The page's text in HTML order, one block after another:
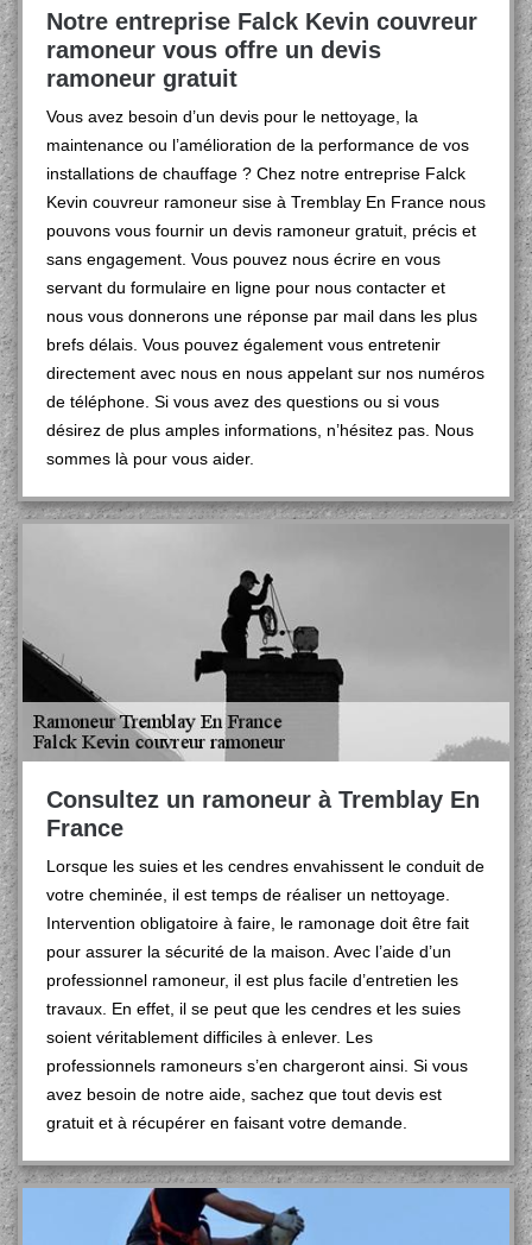
Notre entreprise Falck Kevin couvreur
ramoneur vous offre un devis
ramoneur gratuit
Vous avez besoin d’un devis pour le nettoyage, la
maintenance ou l’amélioration de la performance de vos
installations de chauffage ? Chez notre entreprise Falck
Kevin couvreur ramoneur sise à Tremblay En France nous
pouvons vous fournir un devis ramoneur gratuit, précis et
sans engagement. Vous pouvez nous écrire en vous
servant du formulaire en ligne pour nous contacter et
nous vous donnerons une réponse par mail dans les plus
brefs délais. Vous pouvez également vous entretenir
directement avec nous en nous appelant sur nos numéros
de téléphone. Si vous avez des questions ou si vous
désirez de plus amples informations, n’hésitez pas. Nous
sommes là pour vous aider.
Consultez un ramoneur à Tremblay En
France
Lorsque les suies et les cendres envahissent le conduit de
votre cheminée, il est temps de réaliser un nettoyage.
Intervention obligatoire à faire, le ramonage doit être fait
pour assurer la sécurité de la maison. Avec l’aide d’un
professionnel ramoneur, il est plus facile d’entretien les
travaux. En effet, il se peut que les cendres et les suies
soient véritablement difficiles à enlever. Les
professionnels ramoneurs s’en chargeront ainsi. Si vous
avez besoin de notre aide, sachez que tout devis est
gratuit et à récupérer en faisant votre demande.